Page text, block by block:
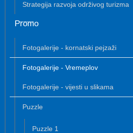
Strategija razvoja održivog turizma
Promo
Fotogalerije - kornatski pejzaži
Fotogalerije - Vremeplov
Fotogalerije - vijesti u slikama
Puzzle
Puzzle 1